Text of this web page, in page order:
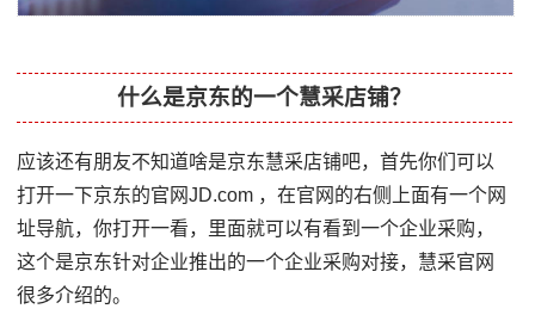
什么是京东的一个慧采店铺？
应该还有朋友不知道啥是京东慧采店铺吧，首先你们可以
打开一下京东的官网JD.com ，在官网的右侧上面有一个网
址导航，你打开一看，里面就可以有看到一个企业采购，
这个是京东针对企业推出的一个企业采购对接，慧采官网
很多介绍的。